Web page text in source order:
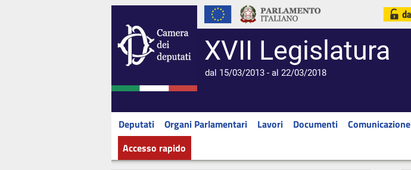
XVII Legislatura
dal 15/03/2013 - al 22/03/2018
Deputati Organi Parlamentari Lavori Documenti Comunicazione
Accesso rapido